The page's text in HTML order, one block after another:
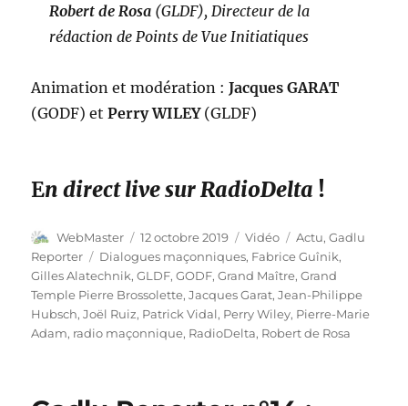
Robert de Rosa (GLDF), Directeur de la
rédaction de Points de Vue Initiatiques
Animation et modération :Jacques GARAT
(GODF) etPerry WILEY(GLDF)
En direct live sur RadioDelta !
Auteur
WebMaster
Publié
le
12 octobre 2019 Format
Vidéo Catégories
Actu,Gadlu
Reporter
Étiquettes
Dialogues maçonniques, Fabrice Guînik,
Gilles Alatechnik,GLDF,GODF,Grand Maître,Grand
Temple Pierre Brossolette,Jacques Garat,Jean-Philippe
Hubsch,Joël Ruiz, Patrick Vidal, Perry Wiley, Pierre-Marie
Adam, radio maçonnique, RadioDelta, Robert de Rosa